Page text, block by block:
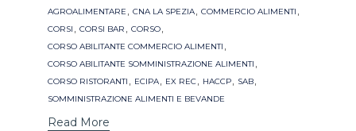
Tags
AGROALIMENTARE , CNA LA SPEZIA, COMMERCIO ALIMENTI ,
CORSI , CORSI BAR , CORSO,
CORSO ABILITANTE COMMERCIO ALIMENTI ,
CORSO ABILITANTE SOMMINISTRAZIONE ALIMENTI ,
CORSO RISTORANTI , ECIPA, EX REC , HACCP, SAB,
SOMMINISTRAZIONE ALIMENTI E BEVANDE
Read More